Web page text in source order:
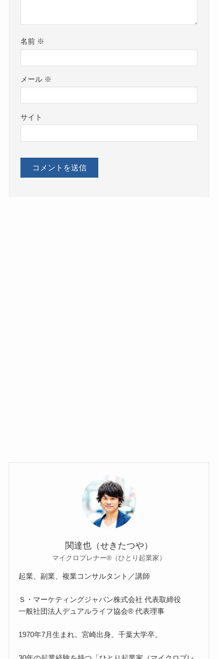
名前 ※
メール ※
サイト
関達也（せきたつや）
マイクロプレナー®（ひとり起業家）
起業、副業、複業コンサルタント／講師
Ｓ・マーケティングジャパン株式会社 代表取締役
一般社団法人デュアルライフ協会® 代表理事
1970年7月生まれ。宮崎出身。千葉大学卒。